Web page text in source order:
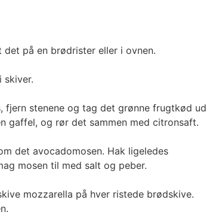
på en brødrister eller i ovnen.
skiver.
fjern stenene og tag det grønne frugtkød ud
gaffel, og rør det sammen med citronsaft.
det avocadomosen. Hak ligeledes
mosen til med salt og peber.
mozzarella på hver ristede brødskive.